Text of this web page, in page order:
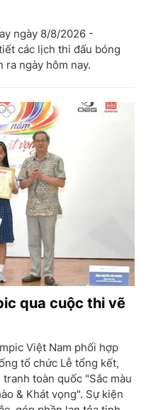
ngày 8/8/2026 -
các lịch thi đấu bóng
ngày hôm nay.
qua cuộc thi vẽ
Việt Nam phối hợp
tổ chức Lễ tổng kết,
toàn quốc "Sắc màu
& Khát vọng". Sự kiện